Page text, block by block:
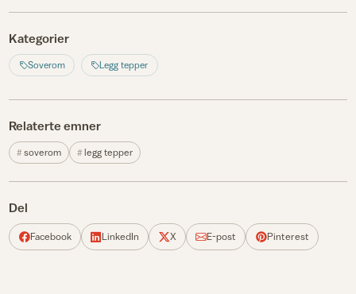
Kategorier
Soverom Legg tepper
Relaterte emner
soverom legg tepper
Del
Facebook LinkedIn X E-post Pinterest